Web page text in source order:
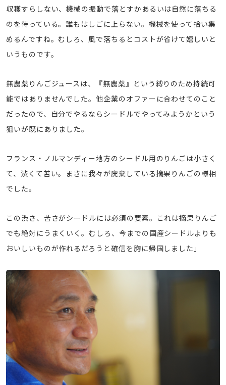
収穫すらしない、機械の振動で落とすかあるいは自然に落ちる
のを待っている。誰もはしごに上らない。機械を使って拾い集
めるんですね。むしろ、風で落ちるとコストが省けて嬉しいと
いうものです。
無農薬りんごジュースは、『無農薬』という縛りのため持続可
能ではありませんでした。他企業のオファーに合わせてのこと
だったので、自分でやるならシードルでやってみようかという
狙いが既にありました。
フランス・ノルマンディー地方のシードル用のりんごは小さく
て、渋くて苦い。まさに我々が廃棄している摘果りんごの様相
でした。
この渋さ、苦さがシードルには必須の要素。これは摘果りんご
でも絶対にうまくいく。むしろ、今までの国産シードルよりも
おいしいものが作れるだろうと確信を胸に帰国しました」